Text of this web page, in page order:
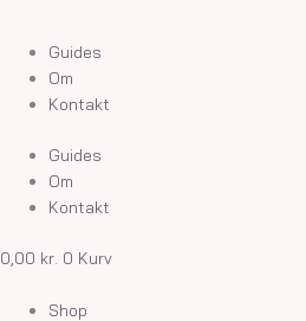
Guides
Om
Kontakt
Guides
Om
Kontakt
0,00 kr. 0 Kurv
Shop